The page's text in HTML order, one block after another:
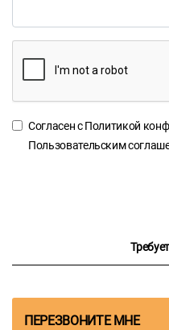
Согласен сПолитикой
Пользовательским
ПЕРЕЗВОНИТЕ МНЕ